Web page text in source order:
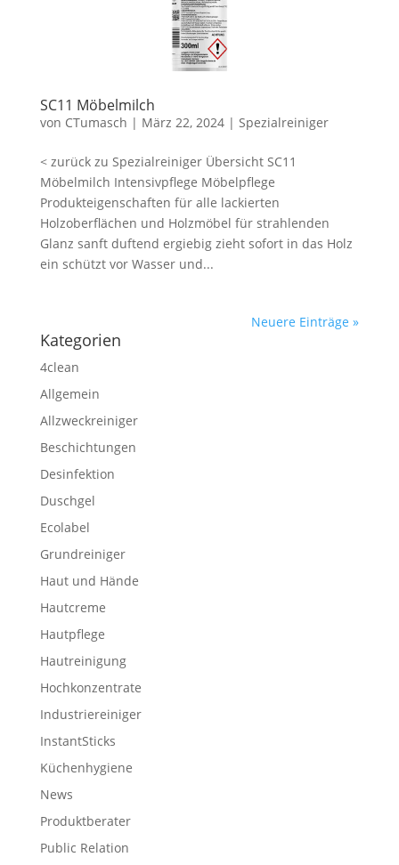
SC11 Möbelmilch
von CTumasch | März 22, 2024| Spezialreiniger
< zurück zu Spezialreiniger Übersicht SC11
Möbelmilch Intensivpflege Möbelpflege
Produkteigenschaften für alle lackierten
Holzoberflächen und Holzmöbel für strahlenden
Glanz sanft duftend ergiebig zieht sofort in das Holz
ein schützt vor Wasser und...
Neuere Einträge »
Kategorien
4clean
Allgemein
Allzweckreiniger
Beschichtungen
Desinfektion
Duschgel
Ecolabel
Grundreiniger
Haut und Hände
Hautcreme
Hautpflege
Hautreinigung
Hochkonzentrate
Industriereiniger
InstantSticks
Küchenhygiene
News
Produktberater
Public Relation